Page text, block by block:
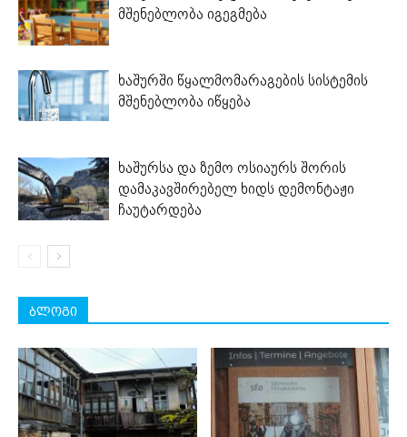
მშენებლობა იგეგმება
ხაშურში წყალმომარაგების სისტემის
მშენებლობა იწყება
ხაშურსა და ზემო ოსიაურს შორის
დამაკავშირებელ ხიდს დემონტაჟი
ჩაუტარდება
ბლოგი